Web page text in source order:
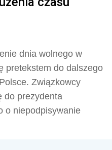
dnia wolnego w
pretekstem do dalszego
Związkowcy
do prezydenta
o niepodpisywanie